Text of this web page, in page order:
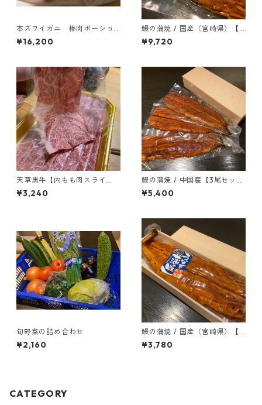
本ズワイガニ 棒肉ポーショ
ン 1kg(25〜30本)
¥16,200
鰻の蒲焼 / 国産（宮崎県）【3
尾セット】
¥9,720
天草黒牛【内もも肉スライ
ス】特選A5等級 赤身
¥3,240
鰻の蒲焼 / 中国産【3尾セッ
ト】
¥5,400
旬野菜の詰め合わせ
¥2,160
鰻の蒲焼 / 国産（宮崎県）【1
尾】
¥3,780
CATEGORY